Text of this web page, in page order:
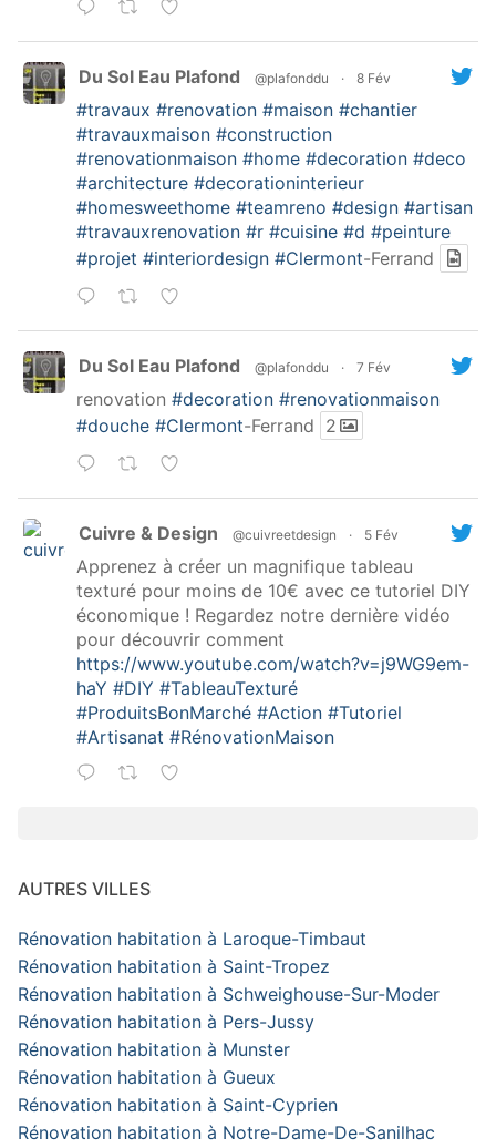
Du Sol Eau Plafond @plafonddu · 8 Fév
#travaux #renovation #maison #chantier
#travauxmaison #construction
#renovationmaison #home #decoration #deco
#architecture #decorationinterieur
#homesweethome #teamreno #design #artisan
#travauxrenovation #r #cuisine #d #peinture
#projet #interiordesign #Clermont-Ferrand
Du Sol Eau Plafond @plafonddu · 7 Fév
renovation #decoration #renovationmaison
#douche #Clermont-Ferrand 2
Cuivre & Design @cuivreetdesign · 5 Fév
Apprenez à créer un magnifique tableau
texturé pour moins de 10€ avec ce tutoriel DIY
économique ! Regardez notre dernière vidéo
pour découvrir comment
https://www.youtube.com/watch?v=j9WG9em-
haY #DIY #TableauTexturé
#ProduitsBonMarché #Action #Tutoriel
#Artisanat #RénovationMaison
AUTRES VILLES
Rénovation habitation à Laroque-Timbaut
Rénovation habitation à Saint-Tropez
Rénovation habitation à Schweighouse-Sur-Moder
Rénovation habitation à Pers-Jussy
Rénovation habitation à Munster
Rénovation habitation à Gueux
Rénovation habitation à Saint-Cyprien
Rénovation habitation à Notre-Dame-De-Sanilhac